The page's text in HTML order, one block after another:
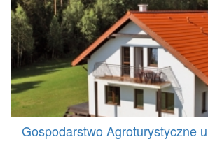
Gospodarstwo Agroturystyczne